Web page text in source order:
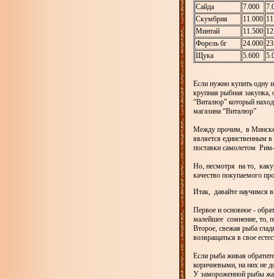
Сайда
7.000
Скумбрия
11.000
Минтай
11.500
Форель бг
24.000
Щука
5.600
Если нужно купить одну
крупная рыбная
“Виталюр” который
магазина “Виталюр”
Между прочим, в Минске
является единственным
поставки самолетом
Но, несмотря на то,
качество покупаемого
Итак, давайте научимся
Первое и основное -
малейшее сомнение, то,
Второе, свежая рыба
возвращаться в свое
Если рыба живая
коричневыми, на них не
У замороженной рыбы